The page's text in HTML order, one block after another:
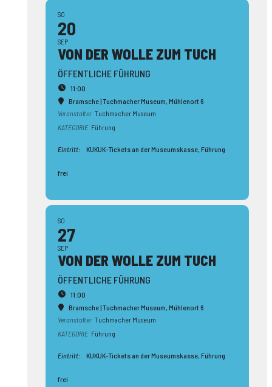
SO
20
SEP
VON DER WOLLE ZUM TUCH
ÖFFENTLICHE FÜHRUNG
11:00
Bramsche | Tuchmacher Museum, Mühlenort 6
Veranstalter Tuchmacher Museum
KATEGORIE Führung
Eintritt: KUKUK-Tickets an der Museumskasse, Führung
frei
SO
27
SEP
VON DER WOLLE ZUM TUCH
ÖFFENTLICHE FÜHRUNG
11:00
Bramsche | Tuchmacher Museum, Mühlenort 6
Veranstalter Tuchmacher Museum
KATEGORIE Führung
Eintritt: KUKUK-Tickets an der Museumskasse, Führung
frei